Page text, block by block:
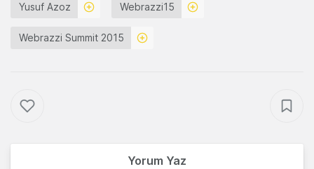
Yusuf Azoz Webrazzi15
Webrazzi Summit 2015
Yorum Yaz